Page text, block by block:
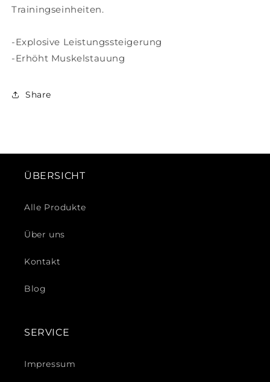
Trainingseinheiten.
-Explosive Leistungssteigerung
-Erhöht Muskelstauung
Share
ÜBERSICHT
Alle Produkte
Über uns
Kontakt
Blog
SERVICE
Impressum